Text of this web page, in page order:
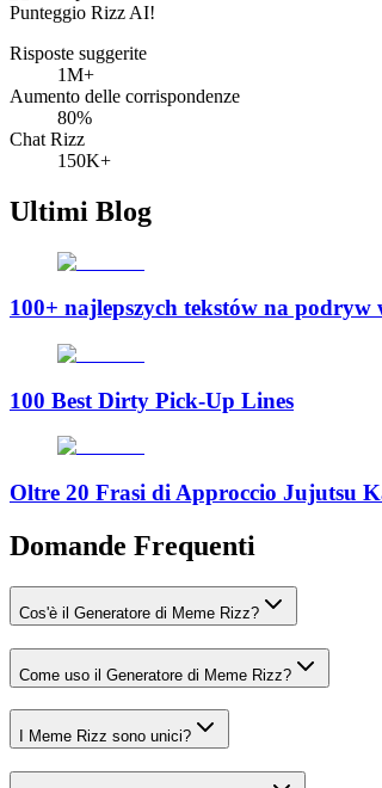
Punteggio Rizz AI!
Risposte suggerite
1M+
Aumento delle corrispondenze
80%
Chat Rizz
150K+
Ultimi Blog
100+ najlepszych tekstów na podryw
100 Best Dirty Pick-Up Lines
Oltre 20 Frasi di Approccio Jujutsu
Domande Frequenti
Cos'è il Generatore di Meme Rizz?
Come uso il Generatore di Meme Rizz?
I Meme Rizz sono unici?